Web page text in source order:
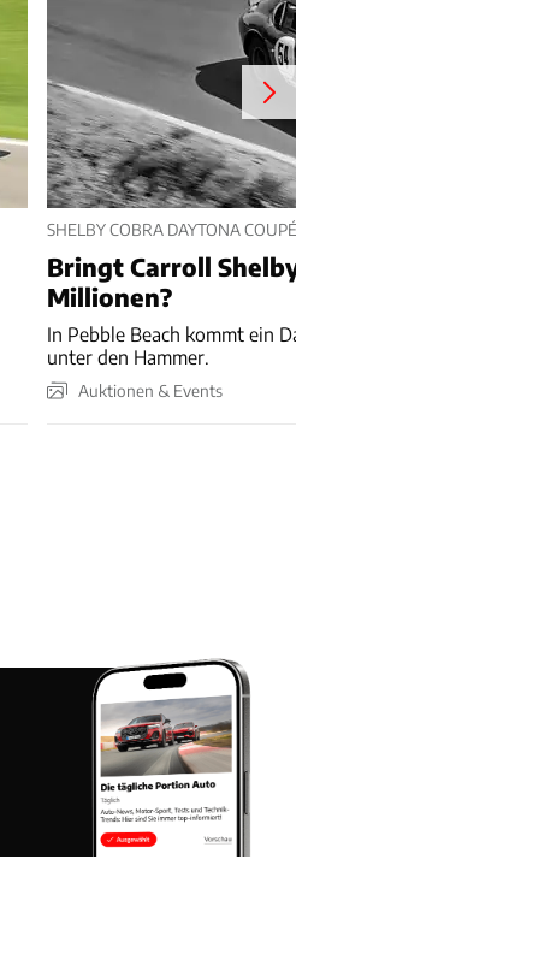
SHELBY COBRA DAYTONA COUPÉ VON 1964
Bringt Carroll Shelby's Cobra über 25
Millionen?
In Pebble Beach kommt ein Daytona Coupé von Carroll
unter den Hammer.
Auktionen & Events